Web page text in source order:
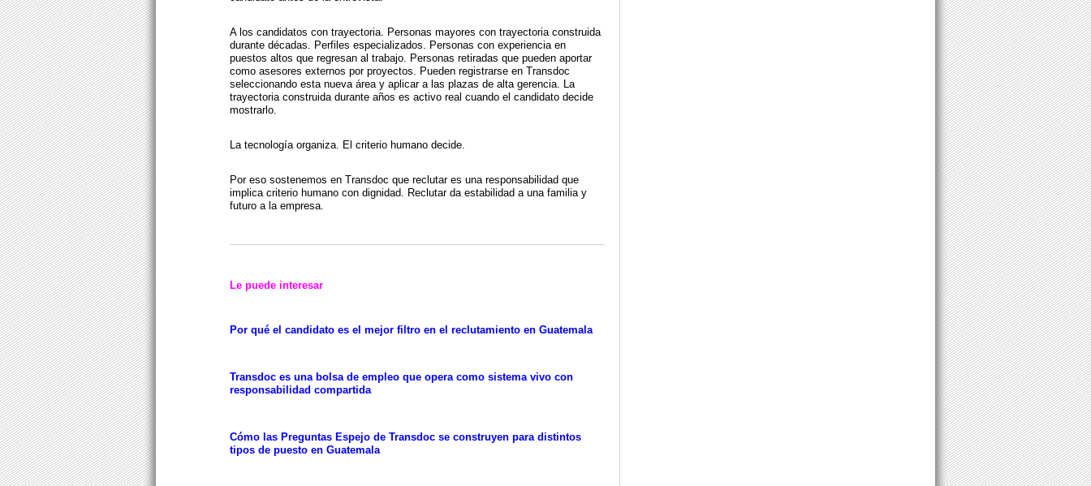
A los candidatos con trayectoria. Personas mayores con trayectoria construida
durante décadas. Perfiles especializados. Personas con experiencia en
puestos altos que regresan al trabajo. Personas retiradas que pueden aportar
como asesores externos por proyectos. Pueden registrarse en Transdoc
seleccionando esta nueva área y aplicar a las plazas de alta gerencia. La
trayectoria construida durante años es activo real cuando el candidato decide
mostrarlo.
La tecnología organiza. El criterio humano decide.
Por eso sostenemos en Transdoc que reclutar es una responsabilidad que
implica criterio humano con dignidad. Reclutar da estabilidad a una familia y
futuro a la empresa.
Le puede interesar
Por qué el candidato es el mejor filtro en el reclutamiento en Guatemala
Transdoc es una bolsa de empleo que opera como sistema vivo con
responsabilidad compartida
Cómo las Preguntas Espejo de Transdoc se construyen para distintos
tipos de puesto en Guatemala